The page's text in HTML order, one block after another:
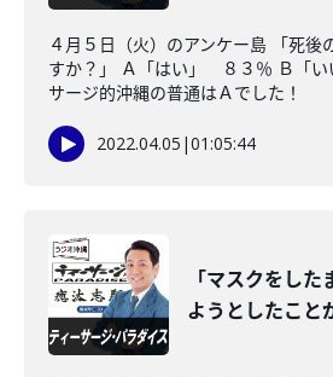
４月５日（火）のアンケー島 「死後
すか？」 Ａ「はい」 ８３％ Ｂ「い
サージ的沖縄の普通はＡでした！
2022.04.05 |01:05:44
「マスクをし
ようとしたこと